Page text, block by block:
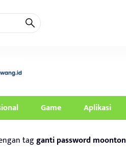
Game Aplikasi
tagganti password moonton